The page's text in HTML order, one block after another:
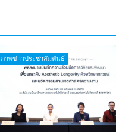
ภาพข่าวประชาสัมพันธ์